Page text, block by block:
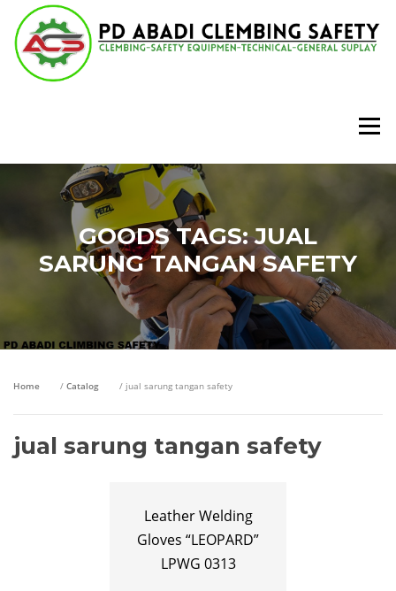
Lompat
konten
Menu
GOODS TAGS:JUAL
SARUNG TANGAN SAFETY
Home / Catalog / jual sarung tangan safety
jual sarung tangan safety
Leather Welding
Gloves “LEOPARD”
LPWG 0313